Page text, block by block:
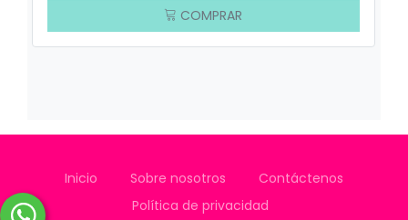
COMPRAR
Inicio Sobre nosotros
Contáctenos
Política de privacidad